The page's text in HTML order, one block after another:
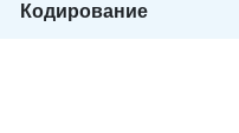
Кодирование